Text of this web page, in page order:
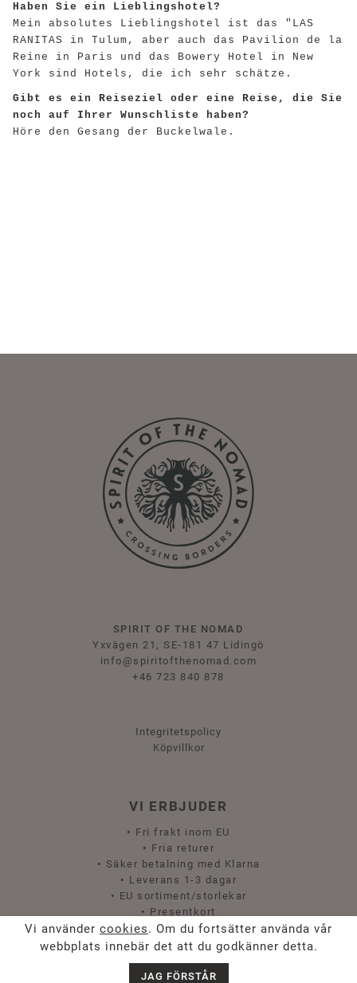
Vi använder cookies. Om du fortsätter använda vår
webbplats innebär det att du godkänner detta.
JAG FÖRSTÅR
Haben Sie ein Lieblingshotel?
Mein absolutes Lieblingshotel ist das "LAS
RANITAS in Tulum, aber auch das Pavilion de la
Reine in Paris und das Bowery Hotel in New
York sind Hotels, die ich sehr schätze.
Gibt es ein Reiseziel oder eine Reise, die Sie
noch auf Ihrer Wunschliste haben?
Höre den Gesang der Buckelwale.
SPIRIT OF THE NOMAD
Yxvägen 21, SE-181 47 Lidingö
info@spiritofthenomad.com
+46 723 840 878
Integritetspolicy
Köpvillkor
VI ERBJUDER
• Fri frakt inom EU
• Fria returer
• Säker betalning med Klarna
• Leverans 1-3 dagar
• EU sortiment/storlekar
• Presentkort